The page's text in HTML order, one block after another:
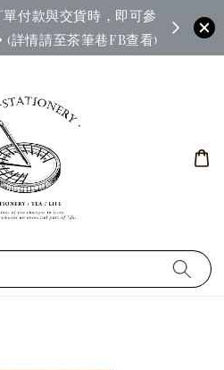
付款與交貨時，即可參
詳情請至茶筆巷FB查看)
◆ 官